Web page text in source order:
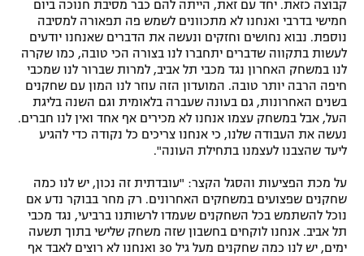
לוח דרושים – ג'ובנט
תגיות
המגזין
קבוצה כזאת. יחד עם זאת, הייתה להם כבר מסיבת חנוכה ביום
חמישי בדרבי ואנחנו לא מתכוונים לשמש פה תפאורה למסיבה
נוספת. נבוא נחושים וחזקים ונעשה את הדברים שאנחנו יודעים
לעשות בתקווה שדברים יתחברו לנו בצורה הכי טובה, כמו שקרה
לנו במשחק האחרון נגד מכבי תל אביב, למרות שברור לנו שמכבי
חיפה הרבה יותר טובה. המועדון הזה עוזר לנו המון עם שחקנים
בשנים האחרונות, גם בעונה שעברה בלאומית וגם השנה בליגת
העל, אבל במשחק עצמו אנחנו לא מכירים אף אחד ואין לנו חברים.
נעשה את העבודה שלנו, כי אנחנו צריכים כל נקודה כדי להגיע
ליעד שהצבנו לעצמנו בתחילת העונה".
על מכת הפציעות והסגל הקצר: "עובדתית זה נכון, יש לנו כמה
שחקנים שפצועים במשחקים האחרונים. רק מחר בבוקר נדע אם
נוכל להשתמש בכל השחקנים שעמדו לרשותנו ברביעי, נגד מכבי
תל אביב. אנחנו לוקחים בחשבון שזה משחק שלישי בתוך תשעה
ימים, יש לנו כמה שחקנים מעל גיל 30 ואנחנו לא רוצים לאבד אף